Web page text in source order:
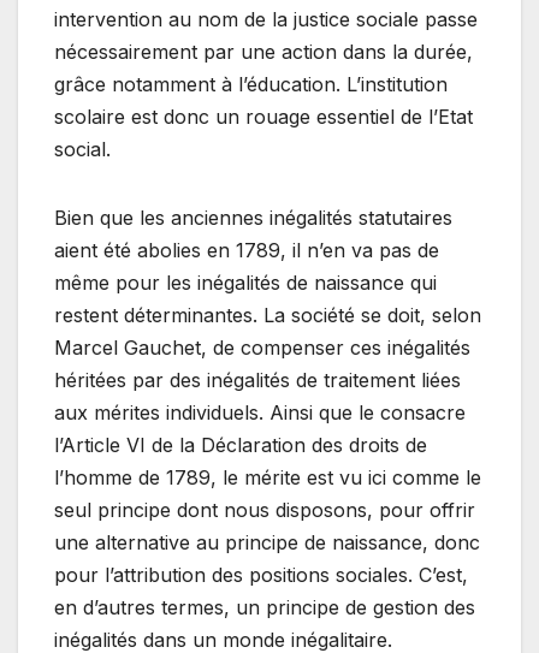
intervention au nom de la justice sociale passe
nécessairement par une action dans la durée,
grâce notamment à l’éducation. L’institution
scolaire est donc un rouage essentiel de l’Etat
social.
Bien que les anciennes inégalités statutaires
aient été abolies en 1789, il n’en va pas de
même pour les inégalités de naissance qui
restent déterminantes. La société se doit, selon
Marcel Gauchet, de compenser ces inégalités
héritées par des inégalités de traitement liées
aux mérites individuels. Ainsi que le consacre
l’Article VI de la Déclaration des droits de
l’homme de 1789, le mérite est vu ici comme le
seul principe dont nous disposons, pour offrir
une alternative au principe de naissance, donc
pour l’attribution des positions sociales. C’est,
en d’autres termes, un principe de gestion des
inégalités dans un monde inégalitaire.